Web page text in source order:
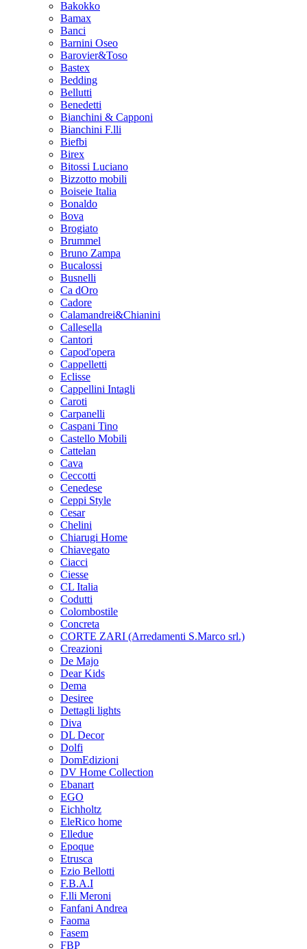
Bakokko
Bamax
Banci
Barnini Oseo
Barovier&Toso
Bastex
Bedding
Bellutti
Benedetti
Bianchini & Capponi
Bianchini F.lli
Biefbi
Birex
Bitossi Luciano
Bizzotto mobili
Boiseie Italia
Bonaldo
Bova
Brogiato
Brummel
Bruno Zampa
Bucalossi
Busnelli
Ca dOro
Cadore
Calamandrei&Chianini
Callesella
Cantori
Capod'opera
Cappelletti
Eclisse
Cappellini Intagli
Caroti
Carpanelli
Caspani Tino
Castello Mobili
Cattelan
Cava
Ceccotti
Cenedese
Ceppi Style
Cesar
Chelini
Chiarugi Home
Chiavegato
Ciacci
Ciesse
CL Italia
Codutti
Colombostile
Concreta
CORTE ZARI (Arredamenti S.Marco srl.)
Creazioni
De Majo
Dear Kids
Dema
Desiree
Dettagli lights
Diva
DL Decor
Dolfi
DomEdizioni
DV Home Collection
Ebanart
EGO
Eichholtz
EleRico home
Elledue
Epoque
Etrusca
Ezio Bellotti
F.B.A.I
F.lli Meroni
Fanfani Andrea
Faoma
Fasem
FBP